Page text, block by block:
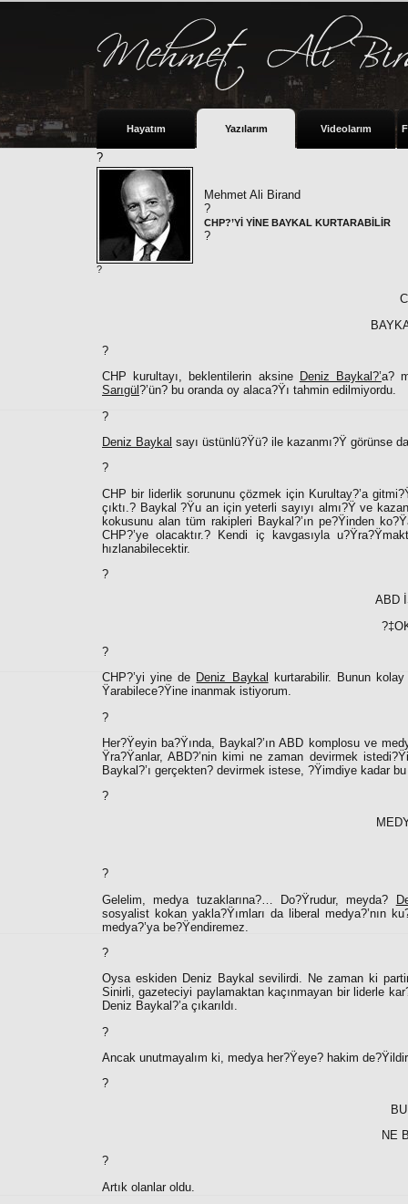
Hayatım Yazılarım Videolarım
?
Mehmet Ali Birand
?
CHP?’Yİ YİNE BAYKAL KURTARABİLİR
?
?
?
CHP kurultayı, beklentilerin aksine Deniz Baykal?’a?
Sarıgül ?’ün? bu oranda oy alaca?Ÿı tahmin edilmiyordu.
?
Deniz Baykal sayı üstünlü?Ÿü? ile kazanmı?Ÿ görünse
?
CHP bir liderlik sorununu çözmek için Kurultay?’a
çıktı.? Baykal ?Ÿu an için yeterli sayıyı almı?Ÿ ve
kokusunu alan tüm rakipleri Baykal?’ın pe?Ÿinden
CHP?’ye olacaktır.? Kendi iç kavgasıyla
hızlanabilecektir.
?
ABD
?
CHP?’yi yine de Deniz Baykal
kurtarabilir. Bunun
Ÿarabilece?Ÿine inanmak istiyorum.
?
Her?Ÿeyin ba?Ÿında, Baykal?’ın ABD komplosu ve
Ÿra?Ÿanlar, ABD?’nin kimi ne zaman devirmek
Baykal?’ı gerçekten? devirmek istese, ?Ÿimdiye kadar
?
?
Gelelim, medya tuzaklarına?… Do?Ÿrudur, meyda?
sosyalist kokan yakla?Ÿımları da liberal medya?’nın
medya?’ya be?Ÿendiremez.
?
Oysa eskiden Deniz Baykal sevilirdi. Ne zaman ki
Sinirli, gazeteciyi paylamaktan kaçınmayan bir liderle
Deniz Baykal?’a çıkarıldı.
?
Ancak unutmayalım ki, medya her?Ÿeye? hakim
?
NE
?
Artık olanlar oldu.